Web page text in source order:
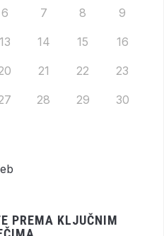
6 7 8 9
13 14 15 16
21 22 23
28 29 30
PREMA KLJUČNIM